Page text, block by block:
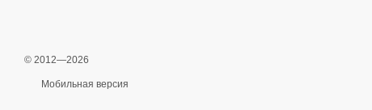
© 2012—2026
Мобильная версия